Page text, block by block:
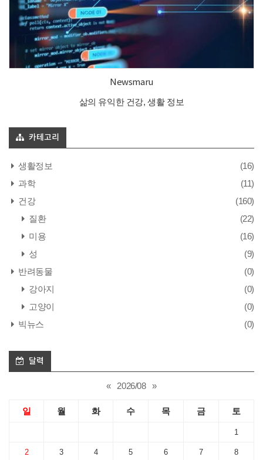
Newsmaru
삶의 유익한 건강, 생활 정보
카테고리
생활정보
(16)
과학
(11)
건강
(160)
질환
(22)
미용
(16)
성
(9)
반려동물
(0)
강아지
(0)
고양이
(0)
빅뉴스
(0)
달력
« 2026/08 »
일 월 화 수 목 금 토
1
2 3 4 5 6 7 8